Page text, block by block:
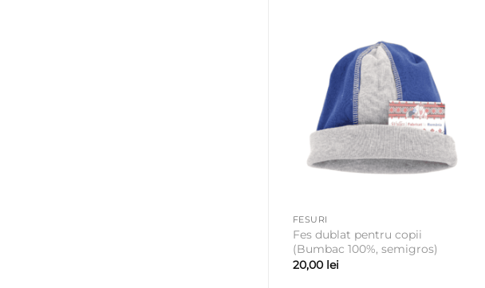
FESURI
Fes dublat pentru copii
(Bumbac 100%, semigros)
20,00 lei